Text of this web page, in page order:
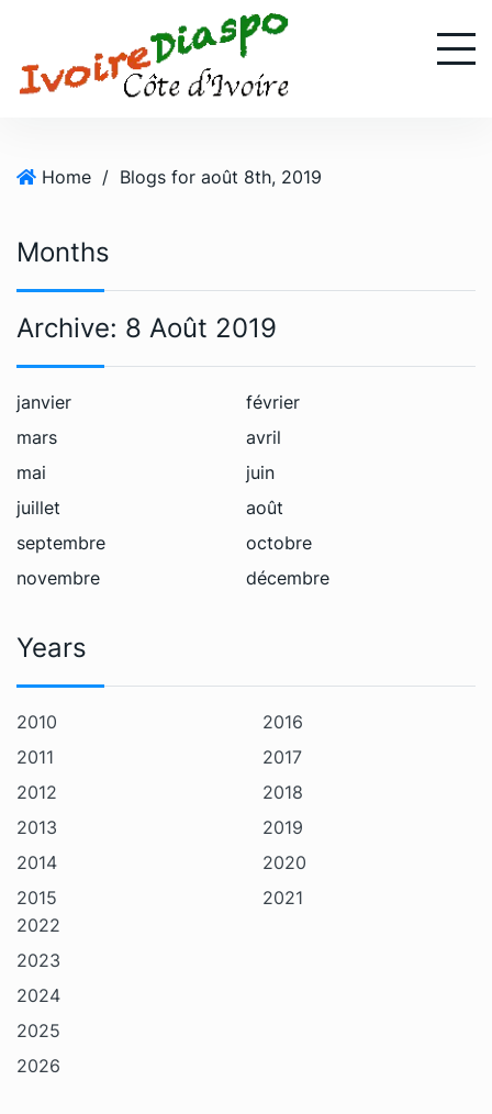
Home / Blogs for août 8th, 2019
Months
Archive: 8 Août 2019
janvier
février
mars
avril
mai
juin
juillet
août
septembre
octobre
novembre
décembre
Years
2010
2011
2012
2013
2014
2015
2016
2017
2018
2019
2020
2021
2022
2023
2024
2025
2026